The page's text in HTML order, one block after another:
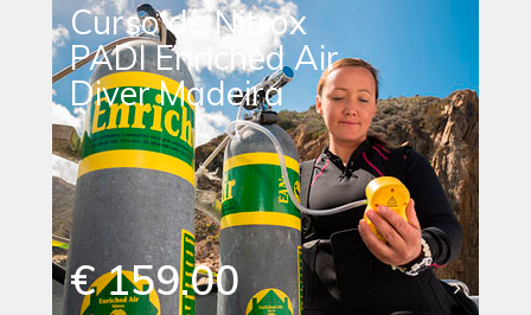
Curso de Nitrox
PADI Enriched Air
Diver Madeira
€ 159.00